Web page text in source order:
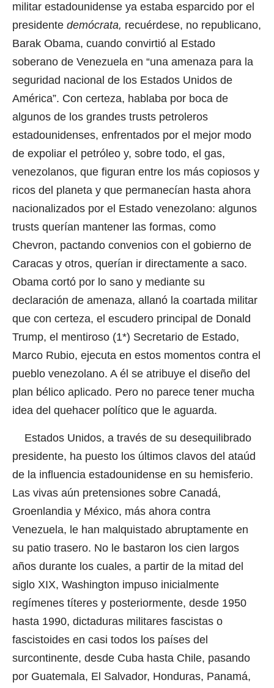
militar estadounidense ya estaba esparcido por el
presidente demócrata, recuérdese, no republicano,
Barak Obama, cuando convirtió al Estado
soberano de Venezuela en “una amenaza para la
seguridad nacional de los Estados Unidos de
América”. Con certeza, hablaba por boca de
algunos de los grandes trusts petroleros
estadounidenses, enfrentados por el mejor modo
de expoliar el petróleo y, sobre todo, el gas,
venezolanos, que figuran entre los más copiosos y
ricos del planeta y que permanecían hasta ahora
nacionalizados por el Estado venezolano: algunos
trusts querían mantener las formas, como
Chevron, pactando convenios con el gobierno de
Caracas y otros, querían ir directamente a saco.
Obama cortó por lo sano y mediante su
declaración de amenaza, allanó la coartada militar
que con certeza, el escudero principal de Donald
Trump, el mentiroso (1*) Secretario de Estado,
Marco Rubio, ejecuta en estos momentos contra el
pueblo venezolano. A él se atribuye el diseño del
plan bélico aplicado. Pero no parece tener mucha
idea del quehacer político que le aguarda.
Estados Unidos, a través de su desequilibrado
presidente, ha puesto los últimos clavos del ataúd
de la influencia estadounidense en su hemisferio.
Las vivas aún pretensiones sobre Canadá,
Groenlandia y México, más ahora contra
Venezuela, le han malquistado abruptamente en
su patio trasero. No le bastaron los cien largos
años durante los cuales, a partir de la mitad del
siglo XIX, Washington impuso inicialmente
regímenes títeres y posteriormente, desde 1950
hasta 1990, dictaduras militares fascistas o
fascistoides en casi todos los países del
surcontinente, desde Cuba hasta Chile, pasando
por Guatemala, El Salvador, Honduras, Panamá,